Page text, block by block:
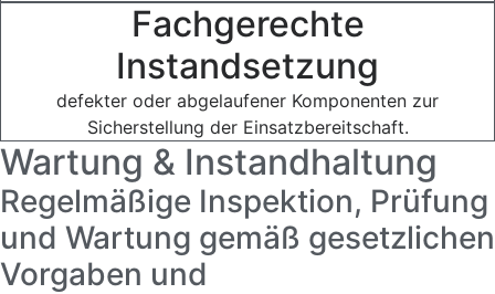
Fachgerechte
Instandsetzung
defekter oder abgelaufener Komponenten zur
Sicherstellung der Einsatzbereitschaft.
Wartung & Instandhaltung
Regelmäßige Inspektion, Prüfung
und Wartung gemäß gesetzlichen
Vorgaben und